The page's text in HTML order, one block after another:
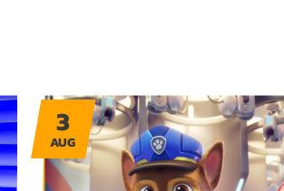
3
AUG